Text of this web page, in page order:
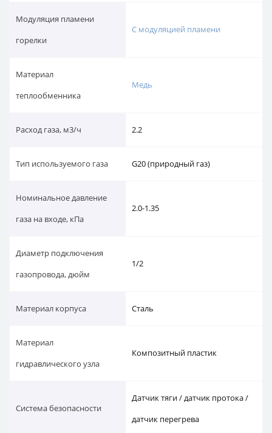
Модуляция пламени
горелки
С модуляцией пламени
Материал
теплообменника
Медь
Расход газа, м3/ч 2.2
Тип используемого газа G20 (природный газ)
Номинальное давление
газа на входе, кПа
2.0-1.35
Диаметр подключения
газопровода, дюйм
1/2
Материал корпуса Сталь
Материал
гидравлического узла
Композитный пластик
Система безопасности
Датчик тяги / датчик протока /
датчик перегрева